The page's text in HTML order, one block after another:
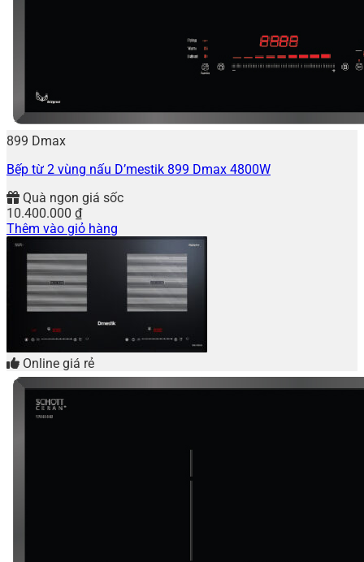
899 Dmax
Bếp từ 2 vùng nấu D’mestik 899 Dmax 4800W
Quà ngon giá sốc
10.400.000 ₫
Thêm vào giỏ hàng
Online giá rẻ